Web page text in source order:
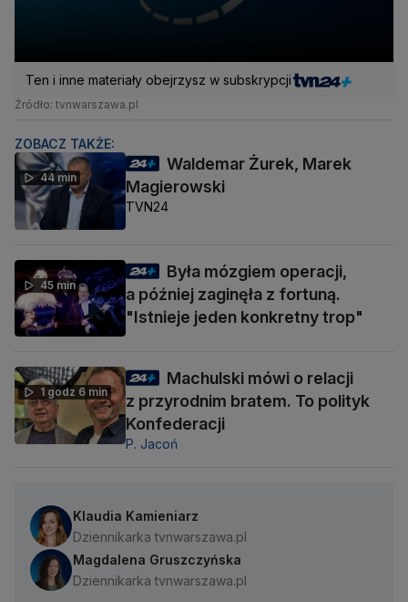
Ten i inne materiały obejrzysz w subskrypcji
Źródło: tvnwarszawa.pl
ZOBACZ TAKŻE:
44 min
Waldemar Żurek, Marek
Magierowski
TVN24
45 min
Była mózgiem operacji,
a później zaginęła z fortuną.
"Istnieje jeden konkretny trop"
1 godz 6 min
Machulski mówi o relacji
z przyrodnim bratem. To polityk
Konfederacji
P. Jacoń
Klaudia Kamieniarz
Dziennikarka tvnwarszawa.pl
Magdalena Gruszczyńska
Dziennikarka tvnwarszawa.pl